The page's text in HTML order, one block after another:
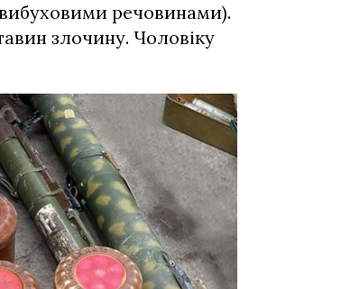
речовинами).
злочину. Чоловіку